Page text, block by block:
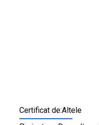
Certificat de:Altele